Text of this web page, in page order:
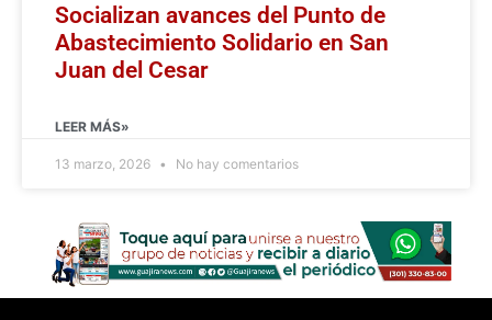
Socializan avances del Punto de
Abastecimiento Solidario en San
Juan del Cesar
LEER MÁS»
13 marzo, 2026 No hay comentarios